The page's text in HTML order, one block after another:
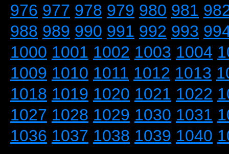
976 977 978 979 980 981
988 989 990 991 992 993
1000 1001 1002 1003 1004
1009 1010 1011 1012 1013
1018 1019 1020 1021 1022
1027 1028 1029 1030 1031
1036 1037 1038 1039 1040